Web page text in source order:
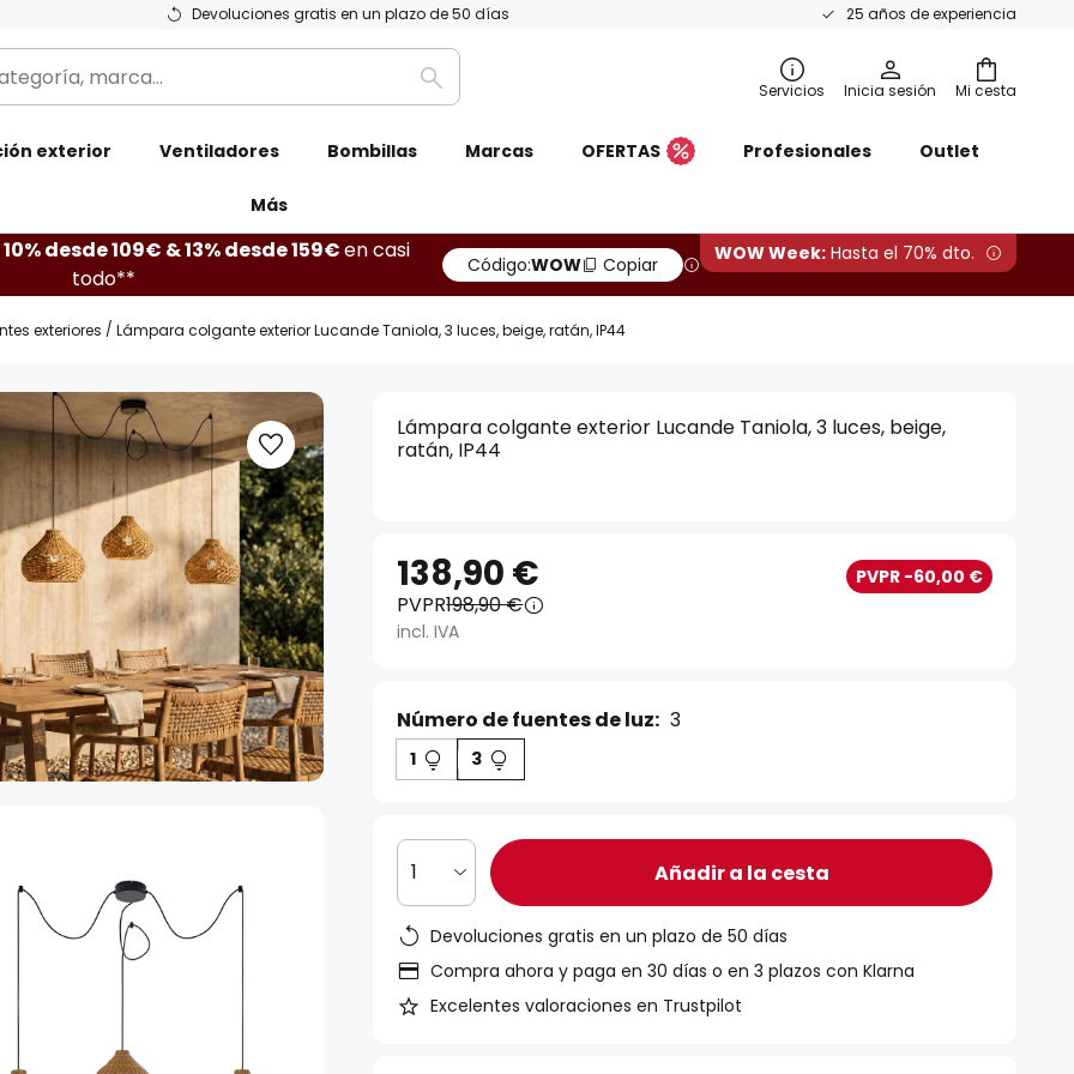
Devoluciones gratis en un plazo de 50 días 25 años de experiencia
Mi cesta
Buscar Servicios Inicia sesión
exterior Ventiladores Bombillas Marcas OFERTAS Profesionales Outlet
Más
10% desde 109€ & 13% desde 159€en casi
todo**
Código:WOW Copiar WOW Week: Hasta el 70% dto.
exteriores Lámpara colgante exterior Lucande Taniola, 3 luces, beige, ratán, IP44
Lámpara colgante exterior Lucande Taniola, 3 luces, beige,
ratán, IP44
138,90 € PVPR -60,00 €
PVPR198,90 €
incl. IVA
Número de fuentes de luz: 3
1 3
1 Añadir a la cesta
Devoluciones gratis en un plazo de 50 días
Compra ahora y paga en 30 días o en 3 plazos con Klarna
Excelentes valoraciones en Trustpilot